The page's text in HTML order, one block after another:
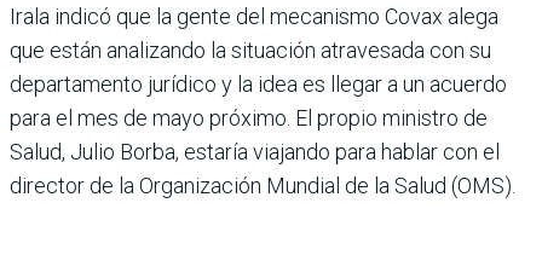
Irala indicó que la gente del mecanismo Covax alega
que están analizando la situación atravesada con su
departamento jurídico y la idea es llegar a un acuerdo
para el mes de mayo próximo. El propio ministro de
Salud, Julio Borba, estaría viajando para hablar con el
director de la Organización Mundial de la Salud (OMS).